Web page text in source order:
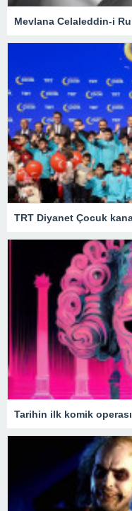
Mevlana Celaleddin-i
Tarihin ilk komik